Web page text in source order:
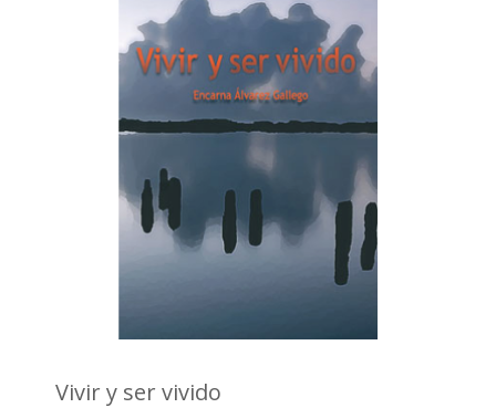
Vivir y ser vivido